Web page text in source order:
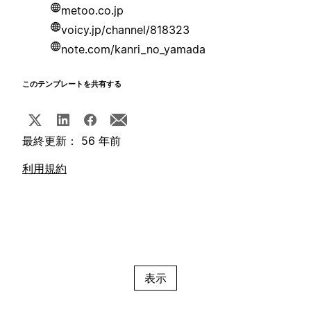
metoo.co.jp
voicy.jp/channel/818323
note.com/kanri_no_yamada
このテンプレートを共有する
最終更新： 56 年前
利用規約
表示